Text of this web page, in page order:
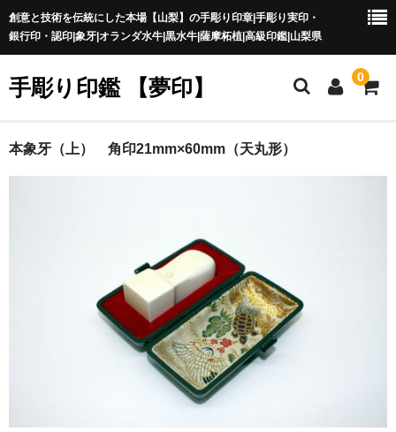
創意と技術を伝統にした本場【山梨】の手彫り印章|手彫り実印・
銀行印・認印|象牙|オランダ水牛|黒水牛|薩摩柘植|高級印鑑|山梨県
手彫り印鑑 【夢印】 0
夢印TOP
本象牙（上） 角印21mm×60mm（天丸形）